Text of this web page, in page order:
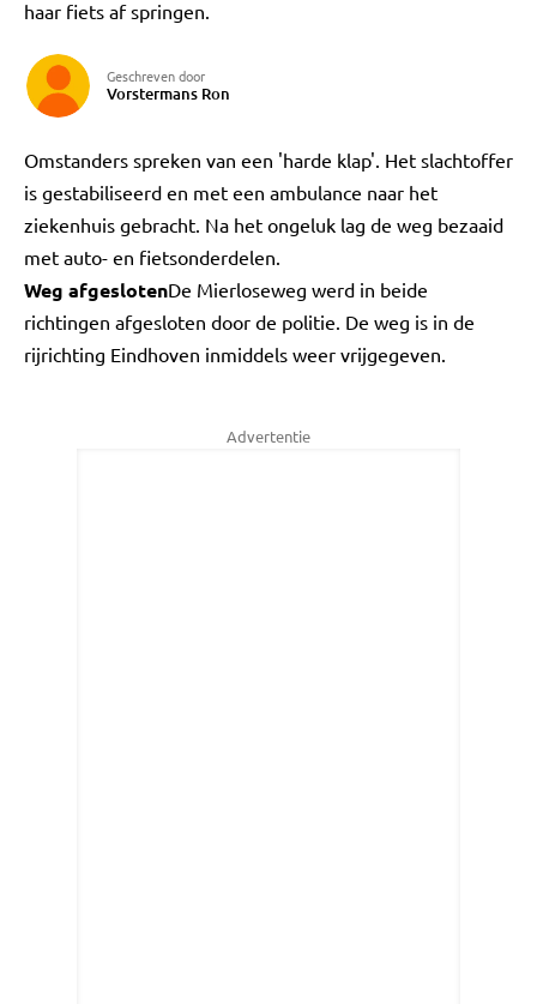
haar fiets af springen.
Geschreven door
Vorstermans Ron
Omstanders spreken van een 'harde klap'. Het slachtoffer
is gestabiliseerd en met een ambulance naar het
ziekenhuis gebracht. Na het ongeluk lag de weg bezaaid
met auto- en fietsonderdelen.
Weg afgeslotenDe Mierloseweg werd in beide
richtingen afgesloten door de politie. De weg is in de
rijrichting Eindhoven inmiddels weer vrijgegeven.
Advertentie